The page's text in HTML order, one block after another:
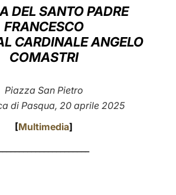
LATINE
DEL SANTO PADRE
FRANCESCO
CARDINALE ANGELO
COMASTRI
Piazza San Pietro
di Pasqua, 20 aprile 2025
[Multimedia]